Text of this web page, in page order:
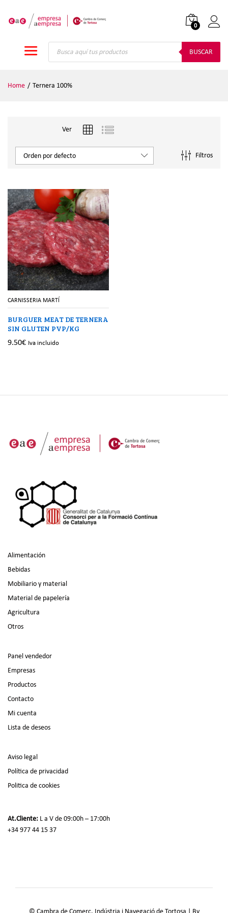
0
Búsqueda
BUSCAR
Home / Ternera 100%
Ver
Filtros
Orden por defecto
CARNISSERIA MARTÍ
BURGUER MEAT DE TERNERA
SIN GLUTEN PVP/KG
9.50€ Iva incluido
Alimentación
Bebidas
Mobiliario y material
Material de papelería
Agricultura
Otros
Panel vendedor
Empresas
Productos
Contacto
Mi cuenta
Lista de deseos
Aviso legal
Política de privacidad
Politica de cookies
At.Cliente: L a V de 09:00h – 17:00h
+34 977 44 15 37